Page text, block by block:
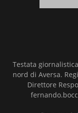
Testata
nord di Aversa.
Direttore